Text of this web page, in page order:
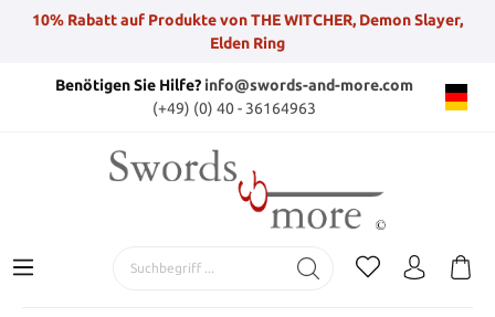
10% Rabatt auf Produkte von THE WITCHER, Demon Slayer,
Elden Ring
Benötigen Sie Hilfe?info@swords-and-more.com
(+49) (0) 40 - 36164963